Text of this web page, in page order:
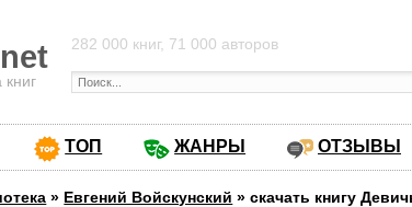
книг
282 000 книг, 71 000 авторов
ТОП ЖАНРЫ ОТЗЫВЫ
» Евгений Войскунский »скачать книгу